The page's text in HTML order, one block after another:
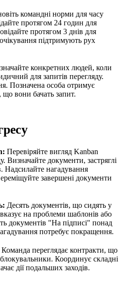
командні норми для часу
протягом 24 годин для
протягом 3 днів для
підтримують рух
конкретних людей, коли
для запитів перегляду.
Позначена особа отримує
вони бачать запит.
Перевіряйте вигляд Kanban
Визначайте документи, застряглі
Надсилайте нагадування
завершені документи
Десять документів, що сидять у
на проблеми шаблонів або
документів "На підписі" понад
потребує покращення.
Команда переглядає контракти, що
Координує складні
дії подальших заходів.